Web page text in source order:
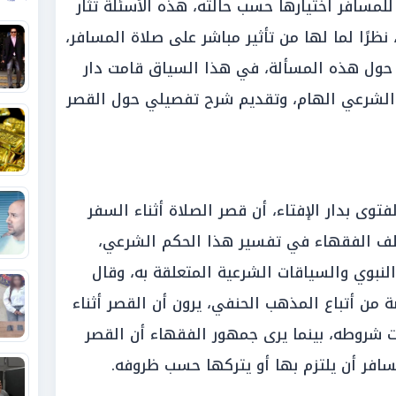
اختيارها حسب حالته، هذه الأسئلة تُثار
لما لها من تأثير مباشر على صلاة المسافر،
هذه المسألة، في هذا السياق قامت دار
الشرعي الهام، وتقديم شرح تفصيلي حول القصر
بدار الإفتاء، أن قصر الصلاة أثناء السفر
الفقهاء في تفسير هذا الحكم الشرعي،
والسياقات الشرعية المتعلقة به، وقال
أتباع المذهب الحنفي، يرون أن القصر أثناء
شروطه، بينما يرى جمهور الفقهاء أن القصر
أن يلتزم بها أو يتركها حسب ظروفه.